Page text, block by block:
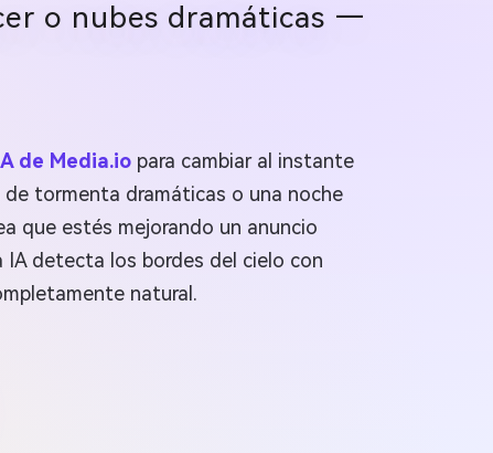
o nubes dramáticas —
de Media.io para cambiar al instante
tormenta dramáticas o una noche
que estés mejorando un anuncio
detecta los bordes del cielo con
natural.